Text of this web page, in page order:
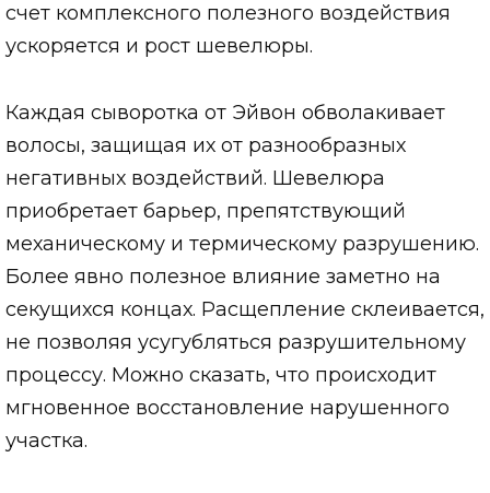
счет комплексного полезного воздействия
ускоряется и рост шевелюры.
Каждая сыворотка от Эйвон обволакивает
волосы, защищая их от разнообразных
негативных воздействий. Шевелюра
приобретает барьер, препятствующий
механическому и термическому разрушению.
Более явно полезное влияние заметно на
секущихся концах. Расщепление склеивается,
не позволяя усугубляться разрушительному
процессу. Можно сказать, что происходит
мгновенное восстановление нарушенного
участка.